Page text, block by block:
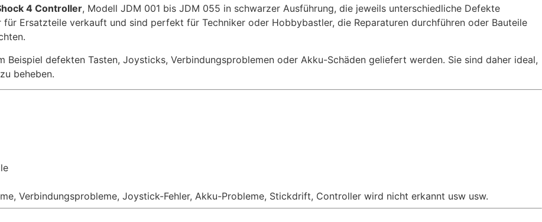
4 Controller, Modell JDM 001 bis JDM 055 in schwarzer Ausführung, die jeweils unterschiedliche Defekte
Ersatzteile verkauft und sind perfekt für Techniker oder Hobbybastler, die Reparaturen durchführen oder Bauteile
Beispiel defekten Tasten, Joysticks, Verbindungsproblemen oder Akku-Schäden geliefert werden. Sie sind daher ideal,
beheben.
Verbindungsprobleme, Joystick-Fehler, Akku-Probleme, Stickdrift, Controller wird nicht erkannt usw usw.